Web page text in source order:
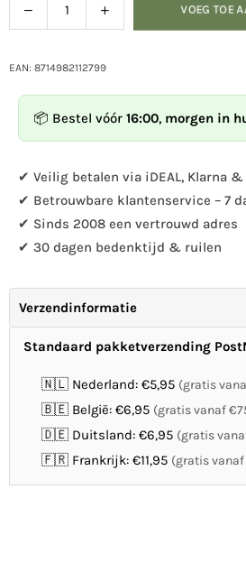
Hoeveelheid
Verlaag
de
voor
pups
en
ass.
Verhoog
de
pups
en
ass.
VOEG TOE
EAN: 8714982112799
📦 Bestel vóór 16:00, morgen in
✔ Veilig betalen via iDEAL, Klarna
✔ Betrouwbare klantenservice – 7
✔ Sinds 2008 een vertrouwd adres
✔ 30 dagen bedenktijd & ruilen
Verzendinformatie
Standaard pakketverzending
🇳🇱 Nederland: €5,95 (gratis
🇧🇪 België: €6,95 (gratis vanaf
🇩🇪 Duitsland: €6,95 (gratis
🇫🇷 Frankrijk: €11,95 (gratis vanaf